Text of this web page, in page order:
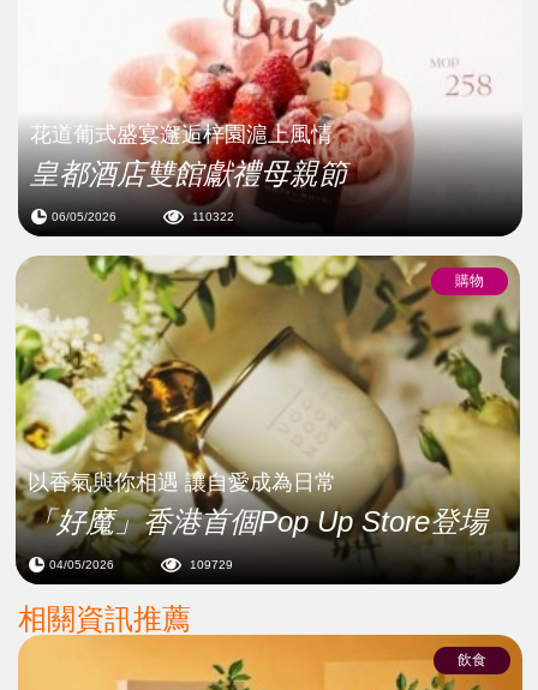
花道葡式盛宴邂逅梓園滬上風情
皇都酒店雙館獻禮母親節
06/05/2026 110322
購物
以香氣與你相遇 讓自愛成為日常
「好魔」香港首個Pop Up Store登場
04/05/2026 109729
相關資訊推薦
飲食